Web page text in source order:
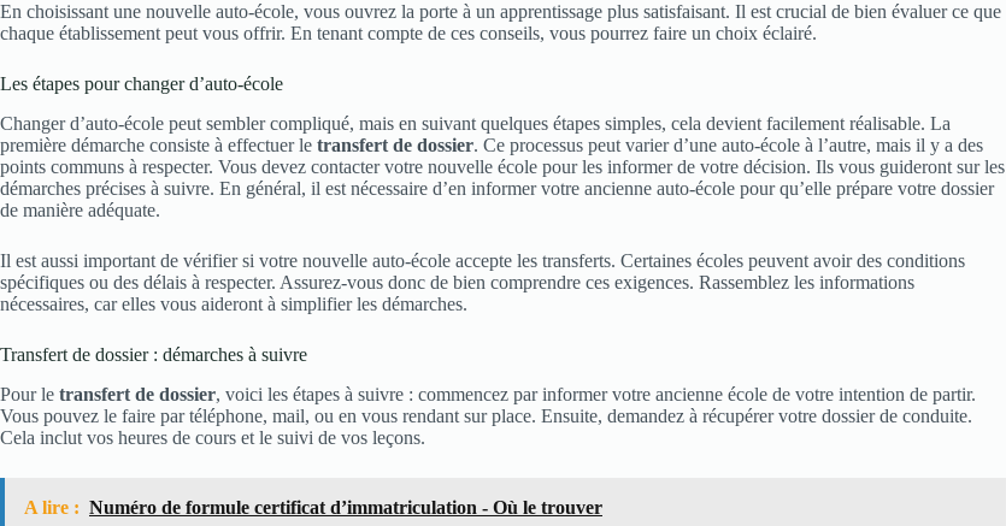
En choisissant une nouvelle auto-école, vous ouvrez la porte à un apprentissage plus satisfaisant. Il est crucial de bien évaluer ce que
chaque établissement peut vous offrir. En tenant compte de ces conseils, vous pourrez faire un choix éclairé.
Les étapes pour changer d’auto-école
Changer d’auto-école peut sembler compliqué, mais en suivant quelques étapes simples, cela devient facilement réalisable. La
première démarche consiste à effectuer le transfert de dossier. Ce processus peut varier d’une auto-école à l’autre, mais il y a des
points communs à respecter. Vous devez contacter votre nouvelle école pour les informer de votre décision. Ils vous guideront sur les
démarches précises à suivre. En général, il est nécessaire d’en informer votre ancienne auto-école pour qu’elle prépare votre dossier
de manière adéquate.
Il est aussi important de vérifier si votre nouvelle auto-école accepte les transferts. Certaines écoles peuvent avoir des conditions
spécifiques ou des délais à respecter. Assurez-vous donc de bien comprendre ces exigences. Rassemblez les informations
nécessaires, car elles vous aideront à simplifier les démarches.
Transfert de dossier : démarches à suivre
Pour le transfert de dossier, voici les étapes à suivre : commencez par informer votre ancienne école de votre intention de partir.
Vous pouvez le faire par téléphone, mail, ou en vous rendant sur place. Ensuite, demandez à récupérer votre dossier de conduite.
Cela inclut vos heures de cours et le suivi de vos leçons.
A lire : Numéro de formule certificat d’immatriculation - Où le trouver